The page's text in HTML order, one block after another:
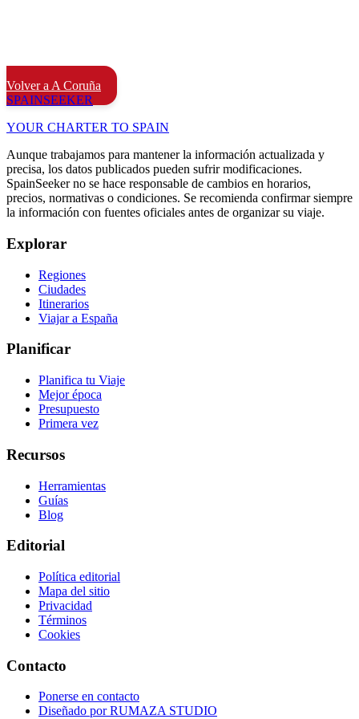
Volver a A Coruña
SPAINSEEKER
YOUR CHARTER TO SPAIN
Aunque trabajamos para mantener la información actualizada y
precisa, los datos publicados pueden sufrir modificaciones.
SpainSeeker no se hace responsable de cambios en horarios,
precios, normativas o condiciones. Se recomienda confirmar siempre
la información con fuentes oficiales antes de organizar su viaje.
Explorar
Regiones
Ciudades
Itinerarios
Viajar a España
Planificar
Planifica tu Viaje
Mejor época
Presupuesto
Primera vez
Recursos
Herramientas
Guías
Blog
Editorial
Política editorial
Mapa del sitio
Privacidad
Términos
Cookies
Contacto
Ponerse en contacto
Diseñado porRUMAZA STUDIO